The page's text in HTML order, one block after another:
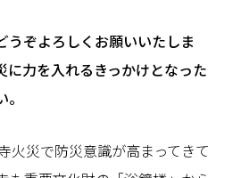
どうぞよろしくお願いいたしま
に力を入れるきっかけとなった
災で防災意識が高まってきて